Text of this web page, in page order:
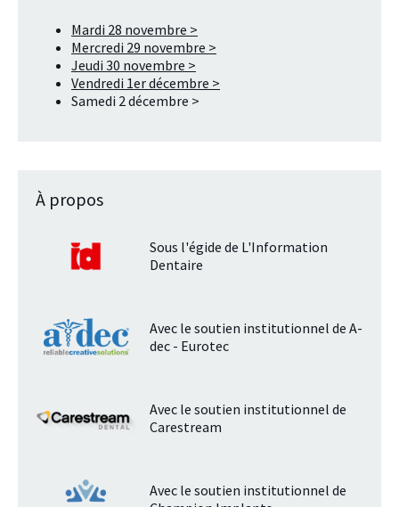
Mardi 28 novembre >
Mercredi 29 novembre >
Jeudi 30 novembre >
Vendredi 1er décembre >
Samedi 2 décembre >
À propos
Sous l'égide de L'Information
Dentaire
Avec le soutien institutionnel de A-
dec - Eurotec
Avec le soutien institutionnel de
Carestream
Avec le soutien institutionnel de